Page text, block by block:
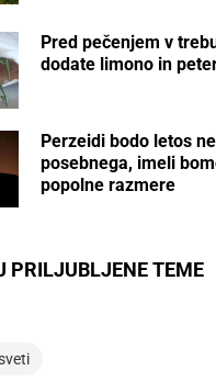
Pred pečenjem v
dodate limono in
Perzeidi bodo letos
posebnega, imeli
popolne razmere
PRILJUBLJENE TEME